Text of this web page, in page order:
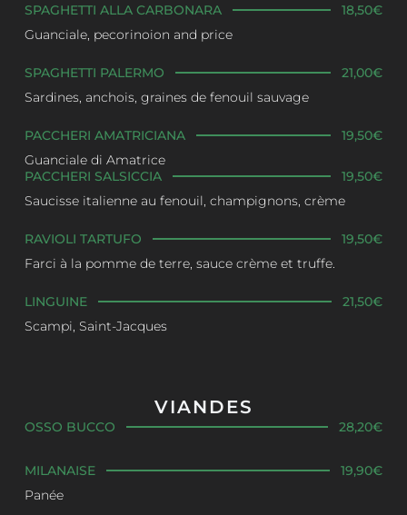
SPAGHETTI ALLA CARBONARA
18,50€
Guanciale, pecorinoion and price
SPAGHETTI PALERMO
21,00€
Sardines, anchois, graines de fenouil sauvage
PACCHERI AMATRICIANA
19,50€
Guanciale di Amatrice
PACCHERI SALSICCIA
19,50€
Saucisse italienne au fenouil, champignons, crème
RAVIOLI TARTUFO
19,50€
Farci à la pomme de terre, sauce crème et truffe.
LINGUINE
21,50€
Scampi, Saint-Jacques
VIANDES
OSSO BUCCO 28,20€
MILANAISE
19,90€
Panée